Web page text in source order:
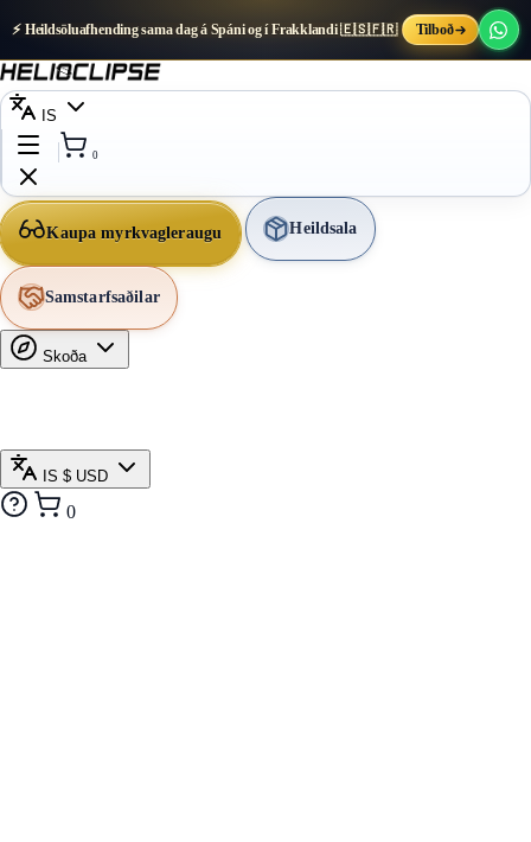
⚡ Heildsöluafhending sama dag á Spáni og í Frakklandi 🇪🇸🇫🇷 Tilboð
IS
0
Kaupa myrkvagleraugu Heildsala
Samstarfsaðilar
Skoða
IS $ USD
0